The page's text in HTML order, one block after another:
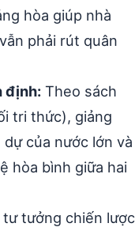
hòa giúp nhà
phải rút quân
định: Theo sách
tri thức), giảng
của nước lớn và
hòa bình giữa hai
tưởng chiến lược